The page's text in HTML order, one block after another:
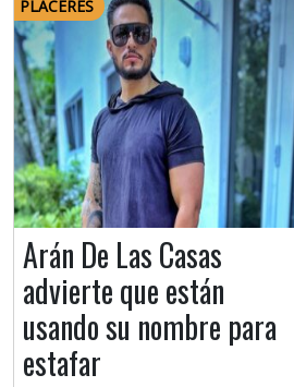
PLACERES
Arán De Las Casas
advierte que están
usando su nombre para
estafar